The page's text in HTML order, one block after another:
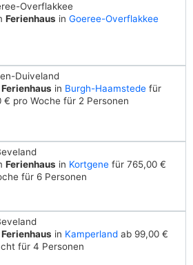
Overflakkee
Ferienhaus in Goeree-Overflakkee
Duiveland
Ferienhaus in Burgh-Haamstede für
€ pro Woche für 2 Personen
Ferienhaus in Kortgene für 765,00 €
für 6 Personen
Ferienhaus in Kamperland ab 99,00 €
für 4 Personen